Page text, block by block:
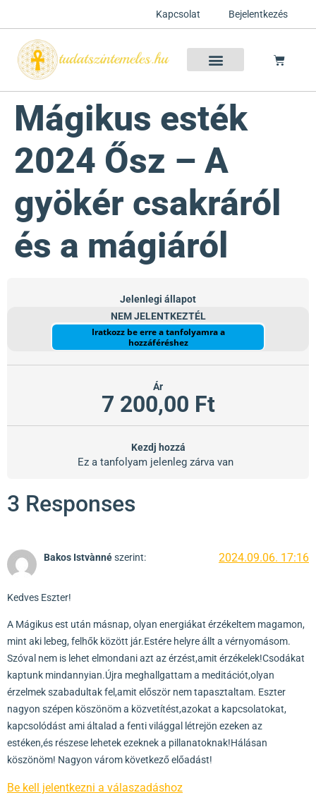
Kapcsolat Bejelentkezés
Mágikus esték
2024 Ősz – A
gyökér csakráról
és a mágiáról
Jelenlegi állapot
NEM JELENTKEZTÉL
Iratkozz be erre a tanfolyamra a
hozzáféréshez
Ár
7 200,00 Ft
Kezdj hozzá
Ez a tanfolyam jelenleg zárva van
3 Responses
Bakos Istvànnészerint: 2024.09.06. 17:16
Kedves Eszter!
A Mágikus est után másnap, olyan energiákat érzékeltem magamon,
mint aki lebeg, felhők között jár.Estére helyre állt a vérnyomásom.
Szóval nem is lehet elmondani azt az érzést,amit érzékelek!Csodákat
kaptunk mindannyian.Újra meghallgattam a meditációt,olyan
érzelmek szabadultak fel,amit először nem tapasztaltam. Eszter
nagyon szépen köszönöm a közvetítést,azokat a kapcsolatokat,
kapcsolódást ami általad a fenti világgal létrejön ezeken az
estéken,és részese lehetek ezeknek a pillanatoknak!Hálásan
köszönöm! Nagyon várom következő előadást!
Be kell jelentkezni a válaszadáshoz